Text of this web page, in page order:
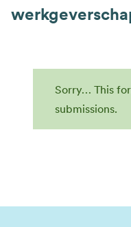
Sorry… This
submissions.